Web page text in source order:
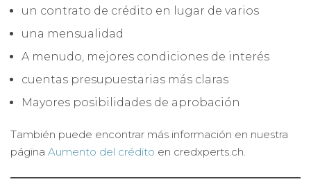
un contrato de crédito en lugar de varios
una mensualidad
A menudo, mejores condiciones de interés
cuentas presupuestarias más claras
Mayores posibilidades de aprobación
También puede encontrar más información en nuestra
página Aumento del crédito en credxperts.ch.